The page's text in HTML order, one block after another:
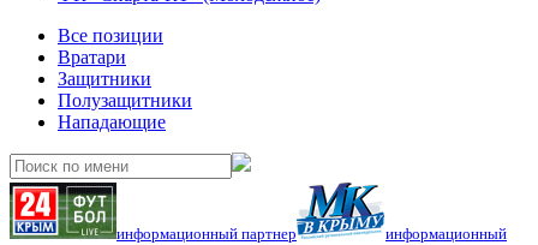
Все позиции
Вратари
Защитники
Полузащитники
Нападающие
информационный партнер
информационный